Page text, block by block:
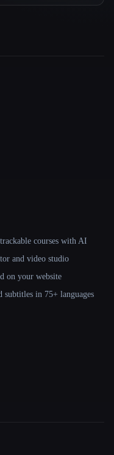
courses with AI
and video studio
on your website
in 75+ languages